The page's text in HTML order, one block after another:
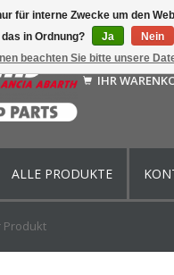
IHR
ALLE PRODUKTE
für interne Zwecke um den
das in Ordnung?
Ja
Nein
beachten Sie bitte unsere